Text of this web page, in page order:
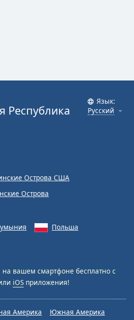
Республика
Язык:
Русский
Острова США
Острова
Польша
на вашем смартфоне бесплатно с
iOS приложения!
Америка Южная Америка